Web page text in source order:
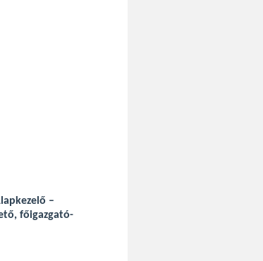
–
főigazgató-